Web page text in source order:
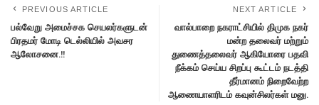
PREVIOUS ARTICLE
பல்வேறு அமைச்சக செயலர்களுடன்
பிரதமர் மோடி டெல்லியில் அவசர
ஆலோசனை.!!
NEXT ARTICLE
வால்பாறை நகராட்சியில் திமுக நகர்
மன்ற தலைவர் மற்றும்
துணைத்தலைவர் ஆகியோரை பதவி
நீக்கம் செய்ய சிறப்பு கூட்டம் நடத்தி
தீர்மானம் நிறைவேற்ற
ஆணையாளரிடம் கவுன்சிலர்கள் மனு.